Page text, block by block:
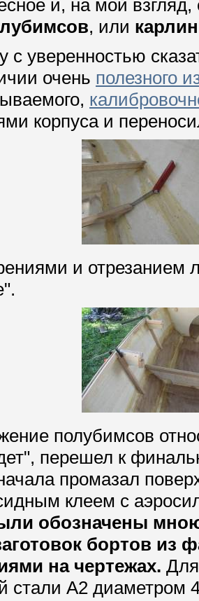
и, на мой
, или
с уверенностью
очень полезного
корпуса и
и отрезанием
полубимсов
перешел к
промазал
клеем с
обозначены
бортов из
на чертежах.
стали А2 диаметром